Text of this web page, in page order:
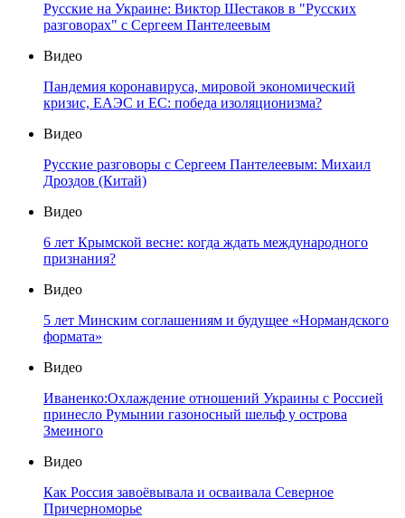
Русские на Украине: Виктор Шестаков в "Русских
разговорах" с Сергеем Пантелеевым
Видео
Пандемия коронавируса, мировой экономический
кризис, ЕАЭС и ЕС: победа изоляционизма?
Видео
Русские разговоры с Сергеем Пантелеевым: Михаил
Дроздов (Китай)
Видео
6 лет Крымской весне: когда ждать международного
признания?
Видео
5 лет Минским соглашениям и будущее «Нормандского
формата»
Видео
Иваненко:Охлаждение отношений Украины с Россией
принесло Румынии газоносный шельф у острова
Змеиного
Видео
Как Россия завоёвывала и осваивала Северное
Причерноморье